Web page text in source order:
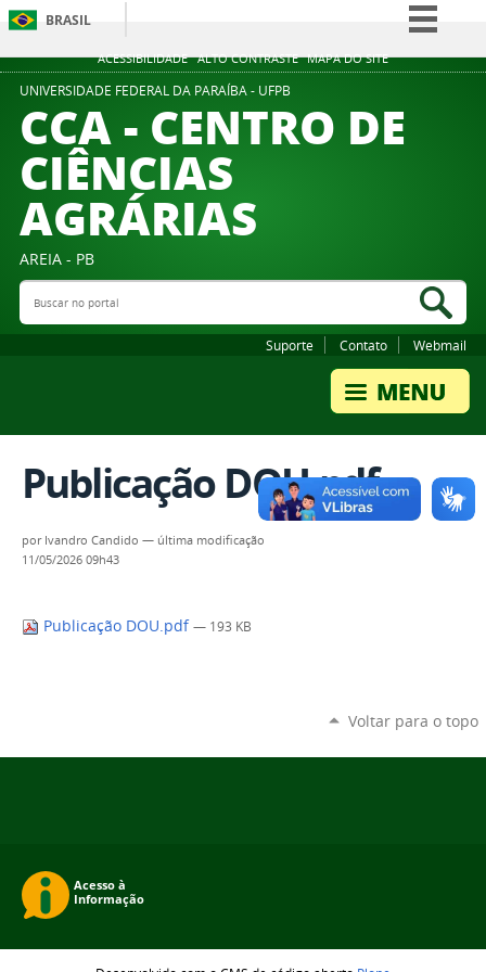
ACESSIBILIDADE ALTO CONTRASTE MAPA DO SITE
BRASIL
Simplifique!
Participe
UNIVERSIDADE FEDERAL DA PARAÍBA - UFPB
CCA - CENTRO DE
CIÊNCIAS
AGRÁRIAS
AREIA - PB
Buscar no portal
Suporte Contato Webmail
Publicação DOU.pdf
por Ivandro Candido — última modificação
11/05/2026 09h43
Publicação DOU.pdf — 193 KB
Voltar para o topo